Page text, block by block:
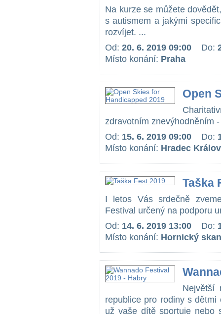
Na kurze se můžete
s autismem a jakými
rozvíjet. ...
Od: 20. 6. 2019 09:00 Do:
Místo konání: Praha
Open
zdravotním znevýhodněním
Od: 15. 6. 2019 09:00 Do:
Místo konání: Hradec
Taška
I letos Vás srdečně
Festival určený na podporu
Od: 14. 6. 2019 13:00 Do:
Místo konání: Hornický
Největší
republice pro rodiny s
už vaše dítě sportuje nebo